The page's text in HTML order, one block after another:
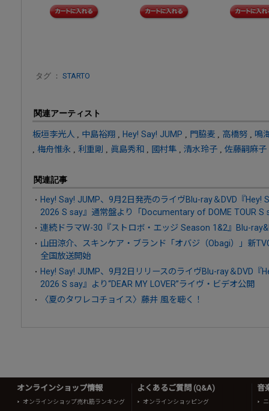
タグ ： STARTO
関連アーティスト
板垣李光人 中島裕翔 Hey! Say! JUMP 門脇麦 高橋努
鳴
梅舟惟永 利重剛 眞島秀和 國村隼 清水玲子 佐藤嗣麻子
関連記事
Hey! Say! JUMP、9月2日発売のライヴBlu-ray＆DVD『Hey!
2026 S say』通常盤より「Documentary of DOME TOUR S
連続ドラマW-30『ストロボ・エッジ Season 1&2』Blu-
山田涼介、スキンケア・ブランド「オバジ（Obagi）」新
全国放送開始
Hey! Say! JUMP、9月2日リリースのライヴBlu-ray＆DVD『
2026 S say』より“DEAR MY LOVER”ライヴ・ビデオ公開
〈夏のタワレコチョイス〉藤井 風を聴く！
オンラインショップ情報
オンラインショップ売れ筋ランキング
よくあるご質問 (Q&A)
オンラインショッピング
音